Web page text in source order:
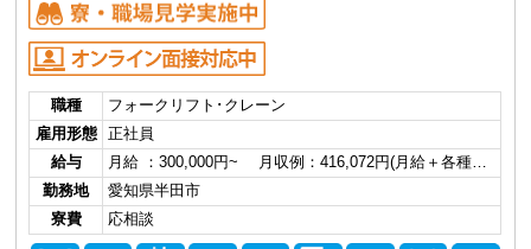
職種
フォークリフト･クレーン
雇用形態
正社員
給与
月給 ：300,000円~ 月収例：416,072円(月給＋各種…
勤務地
愛知県半田市
寮費
応相談